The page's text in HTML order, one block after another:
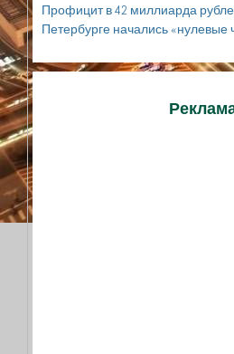
ю
Профицит в 42 миллиарда
Петербурге начались «нулевые